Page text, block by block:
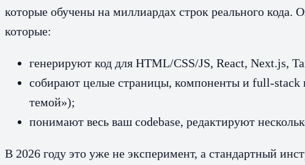
которые обучены на миллиардах строк реального
которые:
генерируют код для HTML/CSS/JS, React, Next.js,
собирают целые страницы, компоненты и full-stack
темой»);
понимают весь ваш codebase, редактируют
В 2026 году это уже не эксперимент, а стандартный